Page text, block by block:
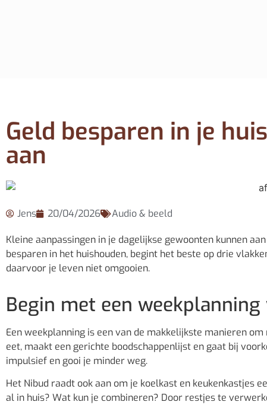
Geld besparen in je
aan
Jens 20/04/2026 Audio & beeld
Kleine aanpassingen in je dagelijkse gewoonten kunnen
besparen in het huishouden, begint het beste op drie
daarvoor je leven niet omgooien.
Begin met een
Een weekplanning is een van de makkelijkste manieren
eet, maakt een gerichte boodschappenlijst en gaat bij
impulsief en gooi je minder weg.
Het Nibud raadt ook aan om je koelkast en keukenkastjes
al in huis? Wat kun je combineren? Door restjes te